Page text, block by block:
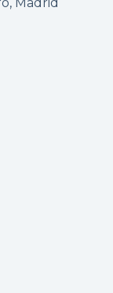
Madrid